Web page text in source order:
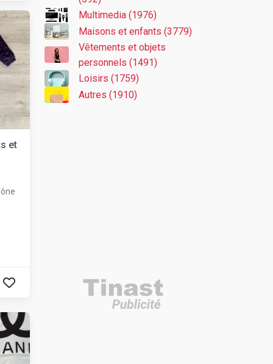
et
Multimedia (1976)
Maisons et enfants (3779)
Vêtements et objets
personnels (1491)
Loisirs (1759)
Autres (1910)